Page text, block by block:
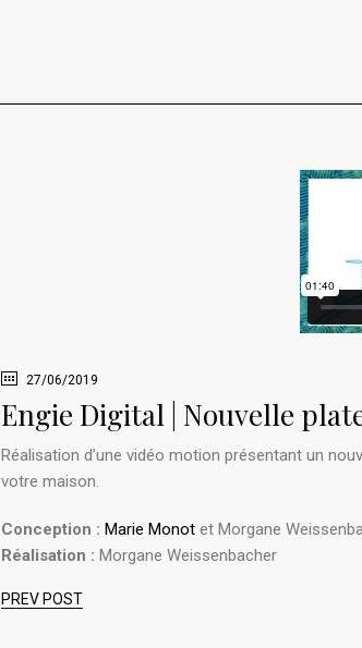
27/06/2019
Engie Digital | Nouvelle
Réalisation d’une vidéo motion présentant un
votre maison.
Conception : Marie Monotet Morgane
Réalisation : Morgane Weissenbacher
PREV POST